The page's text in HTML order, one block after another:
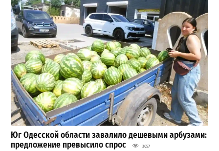
Юг Одесской области завалило дешевыми арбузами:
предложение превысило спрос
3657